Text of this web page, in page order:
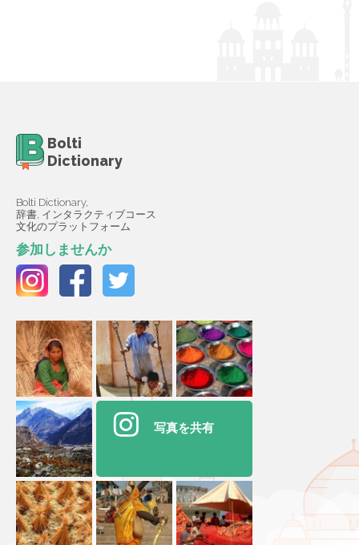
Bolti
Dictionary
Bolti Dictionary,
辞書, インタラクティブコース
文化のプラットフォーム
参加しませんか
写真を共有